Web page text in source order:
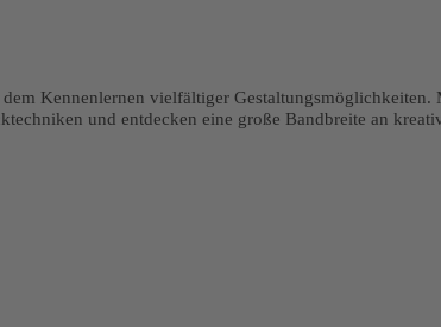
Kennenlernen vielfältiger Gestaltungsmöglichkeiten.
und entdecken eine große Bandbreite an